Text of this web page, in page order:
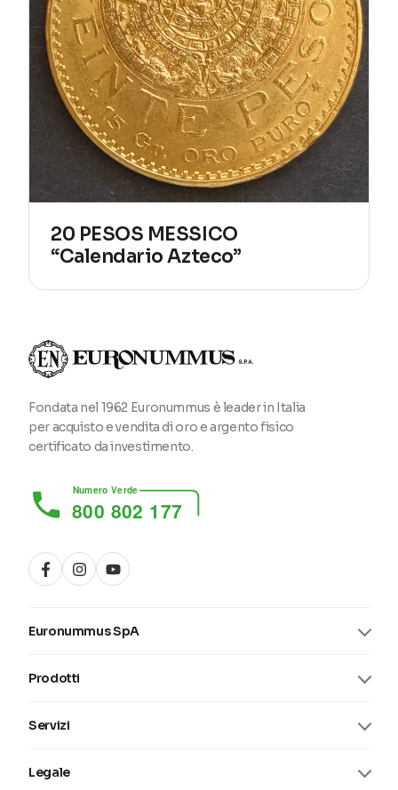
20 PESOS MESSICO
“Calendario Azteco”
Fondata nel 1962 Euronummus è leader in Italia
per acquisto e vendita di oro e argento fisico
certificato da investimento.
Numero Verde
800 802 177
Euronummus SpA
Prodotti
Servizi
Legale